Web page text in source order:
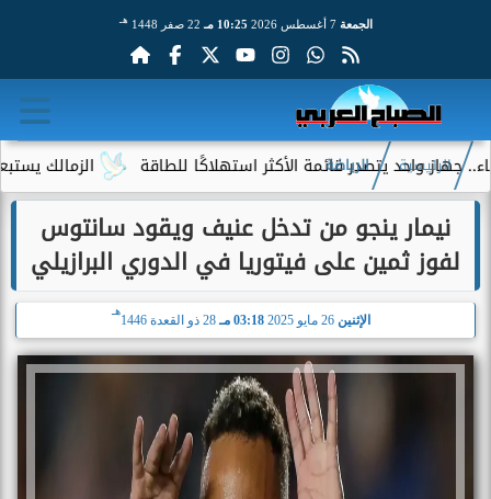
الجمعة 7 أغسطس 2026 10:25 مـ 22 صفر 1448 هـ
الزمالك يستبعد 4 لاعبين شباب من حساباته في الموسم الجديد يتصدر قائمة الأكثر استهلاكًا للطاقة
الرئيسية الرياضة
نيمار ينجو من تدخل عنيف ويقود سانتوس
لفوز ثمين على فيتوريا في الدوري البرازيلي
الإثنين 03:18 مـ 28 ذو القعدة 1446
هـ